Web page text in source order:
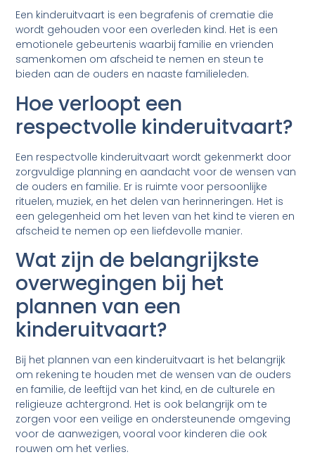
Een kinderuitvaart is een begrafenis of crematie die
wordt gehouden voor een overleden kind. Het is een
emotionele gebeurtenis waarbij familie en vrienden
samenkomen om afscheid te nemen en steun te
bieden aan de ouders en naaste familieleden.
Hoe verloopt een
respectvolle kinderuitvaart?
Een respectvolle kinderuitvaart wordt gekenmerkt door
zorgvuldige planning en aandacht voor de wensen van
de ouders en familie. Er is ruimte voor persoonlijke
rituelen, muziek, en het delen van herinneringen. Het is
een gelegenheid om het leven van het kind te vieren en
afscheid te nemen op een liefdevolle manier.
Wat zijn de belangrijkste
overwegingen bij het
plannen van een
kinderuitvaart?
Bij het plannen van een kinderuitvaart is het belangrijk
om rekening te houden met de wensen van de ouders
en familie, de leeftijd van het kind, en de culturele en
religieuze achtergrond. Het is ook belangrijk om te
zorgen voor een veilige en ondersteunende omgeving
voor de aanwezigen, vooral voor kinderen die ook
rouwen om het verlies.